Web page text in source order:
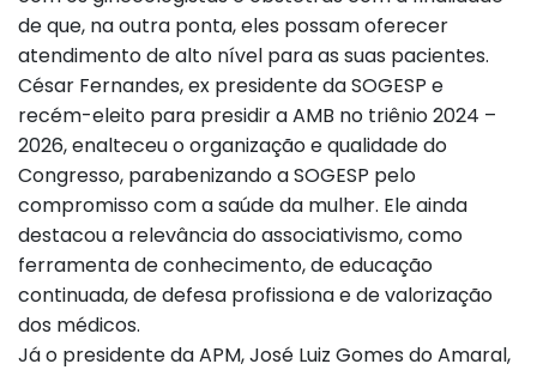
de que, na outra ponta, eles possam oferecer
atendimento de alto nível para as suas pacientes.
César Fernandes, ex presidente da SOGESP e
recém-eleito para presidir a AMB no triênio 2024 –
2026, enalteceu o organização e qualidade do
Congresso, parabenizando a SOGESP pelo
compromisso com a saúde da mulher. Ele ainda
destacou a relevância do associativismo, como
ferramenta de conhecimento, de educação
continuada, de defesa profissiona e de valorização
dos médicos.
Já o presidente da APM, José Luiz Gomes do Amaral,